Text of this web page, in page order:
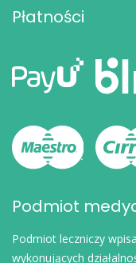
Płatności
Podmiot
Podmiot leczniczy
wykonujących